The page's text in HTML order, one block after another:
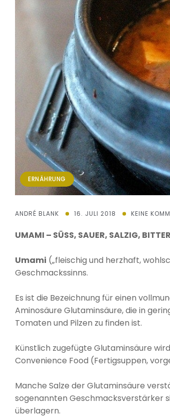
ERNÄHRUNG
ANDRÉ BLANK 16. JULI 2018 KEINE
UMAMI – SÜSS, SAUER, SALZIG,
Umami („fleischig und herzhaft,
Geschmackssinns.
Es ist die Bezeichnung für einen
Aminosäure Glutaminsäure, die in
Tomaten und Pilzen zu finden ist.
Künstlich zugefügte Glutaminsäure
Convenience Food (Fertigsuppen,
Manche Salze der Glutaminsäure
sogenannten Geschmacksverstärker
überlagern.